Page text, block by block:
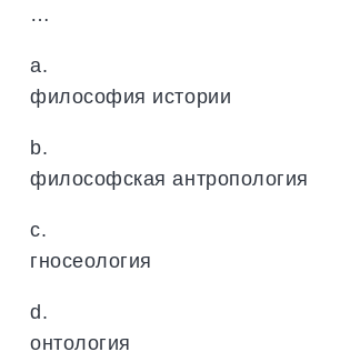
…
a.
философия истории
b.
философская антропология
c.
гносеология
d.
онтология